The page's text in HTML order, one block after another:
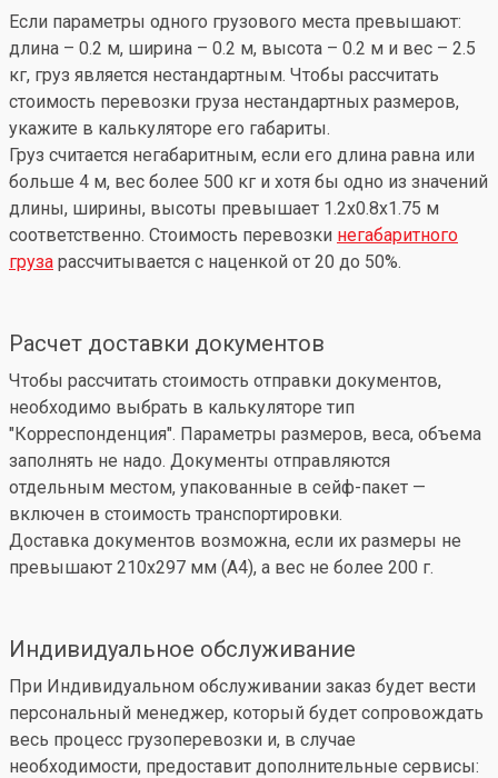
Если параметры одного грузового места превышают:
длина – 0.2 м, ширина – 0.2 м, высота – 0.2 м и вес – 2.5
кг, груз является нестандартным. Чтобы рассчитать
стоимость перевозки груза нестандартных размеров,
укажите в калькуляторе его габариты.
Груз считается негабаритным, если его длина равна или
больше 4 м, вес более 500 кг и хотя бы одно из значений
длины, ширины, высоты превышает 1.2x0.8x1.75 м
соответственно. Стоимость перевозки негабаритного
груза рассчитывается с наценкой от 20 до 50%.
Расчет доставки документов
Чтобы рассчитать стоимость отправки документов,
необходимо выбрать в калькуляторе тип
"Корреспонденция". Параметры размеров, веса, объема
заполнять не надо. Документы отправляются
отдельным местом, упакованные в сейф-пакет —
включен в стоимость транспортировки.
Доставка документов возможна, если их размеры не
превышают 210x297 мм (А4), а вес не более 200 г.
Индивидуальное обслуживание
При Индивидуальном обслуживании заказ будет вести
персональный менеджер, который будет сопровождать
весь процесс грузоперевозки и, в случае
необходимости, предоставит дополнительные сервисы: